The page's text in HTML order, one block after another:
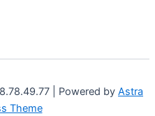
| Powered by Astra
Theme